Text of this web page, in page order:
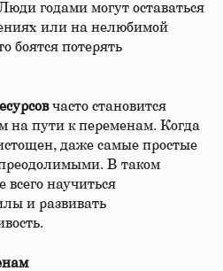
годами могут оставаться
или на нелюбимой
боятся потерять
часто становится
на пути к переменам. Когда
даже самые простые
В таком
научиться
и развивать